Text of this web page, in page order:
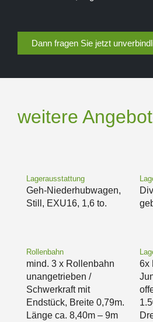
Dann fragen Sie jetzt
weitere
Lagerausstattung
Geh-Niederhubwagen,
Still, EXU16, 1,6 to.
Rollenbahn
mind. 3 x Rollenbahn
unangetrieben /
Schwerkraft mit
Endstück, Breite 0,79m.
Länge ca. 8,40m – 9m
6x